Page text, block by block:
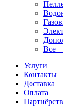
Все
Услуги
Контакты
Доставка
Оплата